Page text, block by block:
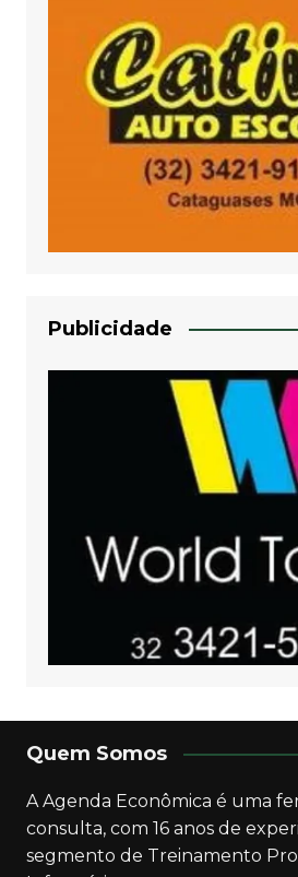
Publicidade
Quem Somos
A Agenda Econômica é uma
consulta, com 16 anos de
segmento de Treinamento